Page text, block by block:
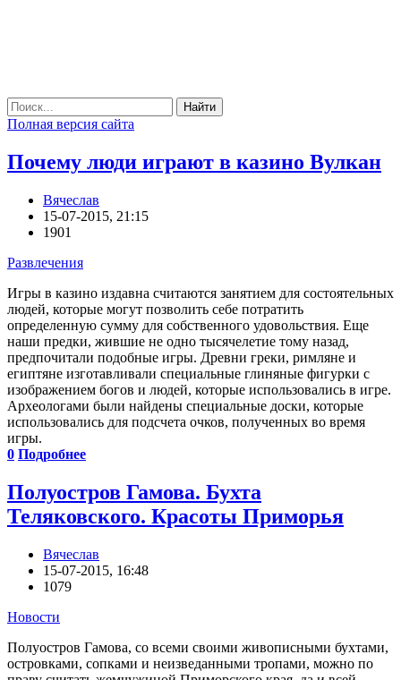
Найти
Полная версия сайта
Почему люди играют в казино Вулкан
Вячеслав
15-07-2015, 21:15
1901
Развлечения
Игры в казино издавна считаются занятием для состоятельных
людей, которые могут позволить себе потратить
определенную сумму для собственного удовольствия. Еще
наши предки, жившие не одно тысячелетие тому назад,
предпочитали подобные игры. Древни греки, римляне и
египтяне изготавливали специальные глиняные фигурки с
изображением богов и людей, которые использовались в игре.
Археологами были найдены специальные доски, которые
использовались для подсчета очков, полученных во время
игры.
0 Подробнее
Полуостров Гамова. Бухта
Теляковского. Красоты Приморья
Вячеслав
15-07-2015, 16:48
1079
Новости
Полуостров Гамова, со всеми своими живописными бухтами,
островками, сопками и неизведанными тропами, можно по